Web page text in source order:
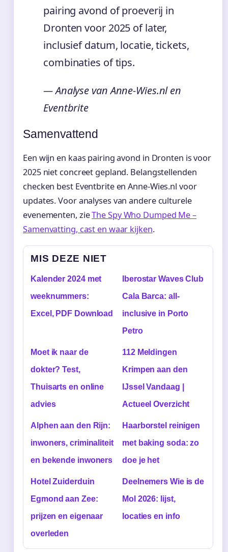
pairing avond of proeverij in
Dronten voor 2025 of later,
inclusief datum, locatie, tickets,
combinaties of tips.
— Analyse van Anne-Wies.nl en
Eventbrite
Samenvattend
Een wijn en kaas pairing avond in Dronten is voor
2025 niet concreet gepland. Belangstellenden
checken best Eventbrite en Anne-Wies.nl voor
updates. Voor analyses van andere culturele
evenementen, zieThe Spy Who Dumped Me –
Samenvatting, cast en waar kijken.
MIS DEZE NIET
Kalender 2024 met
weeknummers:
Excel, PDF Download
Iberostar Waves Club
Cala Barca: all-
inclusive in Porto
Petro
Moet ik naar de
dokter? Test,
Thuisarts en online
advies
112 Meldingen
Krimpen aan den
IJssel Vandaag |
Actueel Overzicht
Alphen aan den Rijn:
inwoners, criminaliteit
en bekende inwoners
Haarborstel reinigen
met baking soda: zo
doe je het
Hotel Zuiderduin
Egmond aan Zee:
prijzen en eigenaar
overleden
Deelnemers Wie is de
Mol 2026: lijst,
locaties en info